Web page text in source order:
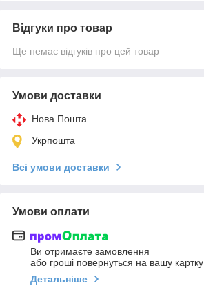
Відгуки про товар
Ще немає відгуків про цей товар
Умови доставки
Нова Пошта
Укрпошта
Всі умови доставки
Умови оплати
Ви отримаєте замовлення
або гроші повернуться на вашу картку
Детальніше